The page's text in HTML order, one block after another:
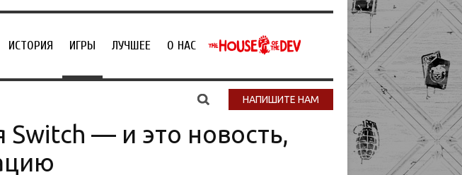
ИСТОРИЯ ИГРЫ ЛУЧШЕЕ О НАС
НАПИШИТЕ НАМ
Switch — и это новость,